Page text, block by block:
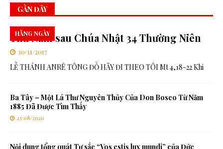
GẦN ĐÂY
Thứ Năm sau Chúa Nhật 34 Thường Niên
HẰNG NGÀY
30/11/2017
LỄ THÁNH ANRÊ TÔNG ĐỒ HÃY ĐI THEO TÔI Mt 4,18-22 Khi
Ba Tây – Một Lá Thư Nguyên Thủy Của Don Bosco Từ Năm
1885 Đã Được Tìm Thấy
23/08/2020
Nội dung tổng quát Tự sắc “Vos estis lux mundi” của Đức